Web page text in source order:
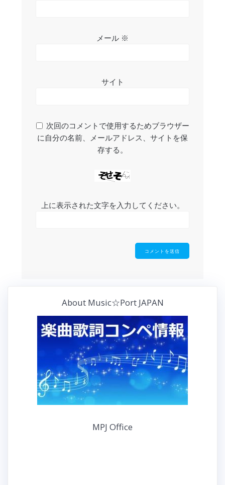
メール ※
サイト
次回のコメントで使用するためブラウザー
に自分の名前、メールアドレス、サイトを保
存する。
上に表示された文字を入力してください。
About Music☆Port JAPAN
MPJ Office